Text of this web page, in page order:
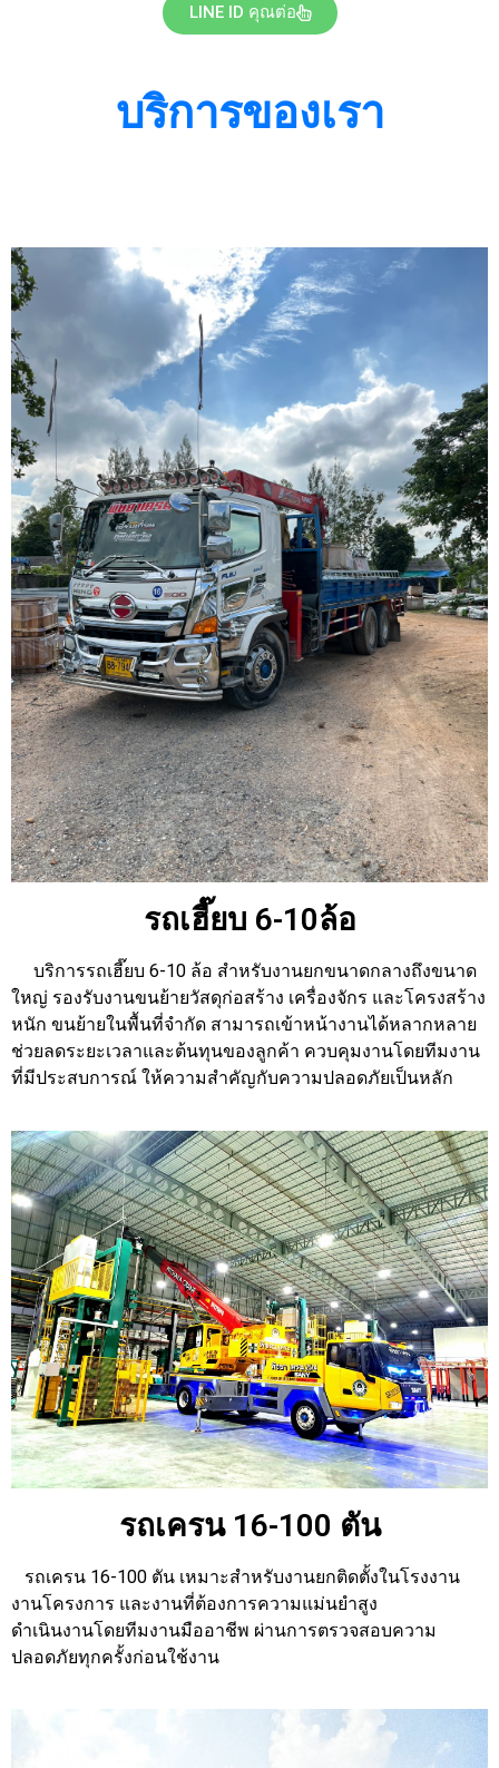
LINE ID คุณต่อ
บริการของเรา
รถเฮี๊ยบ 6-10ล้อ
บริการรถเฮี๊ยบ 6-10 ล้อ สำหรับงานยกขนาดกลางถึงขนาด
ใหญ่ รองรับงานขนย้ายวัสดุก่อสร้าง เครื่องจักร และโครงสร้าง
หนัก ขนย้ายในพื้นที่จำกัด สามารถเข้าหน้างานได้หลากหลาย
ช่วยลดระยะเวลาและต้นทุนของลูกค้า ควบคุมงานโดยทีมงาน
ที่มีประสบการณ์ ให้ความสำคัญกับความปลอดภัยเป็นหลัก
รถเครน 16-100 ตัน
รถเครน 16-100 ตัน เหมาะสำหรับงานยกติดตั้งในโรงงาน
งานโครงการ และงานที่ต้องการความแม่นยำสูง
ดำเนินงานโดยทีมงานมืออาชีพ ผ่านการตรวจสอบความ
ปลอดภัยทุกครั้งก่อนใช้งาน